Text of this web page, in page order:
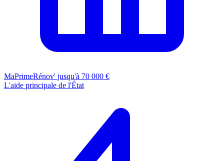
MaPrimeRénov' jusqu'à 70 000 €
L'aide principale de l'État